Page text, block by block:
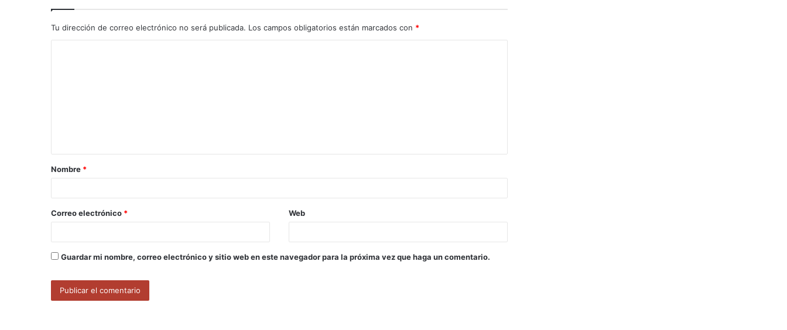
Tu dirección de correo electrónico no será publicada. Los campos obligatorios están marcados con *
a
r
*
Nombre *
Correo electrónico * Web
Guardar mi nombre, correo electrónico y sitio web en este navegador para la próxima vez que haga un comentario.